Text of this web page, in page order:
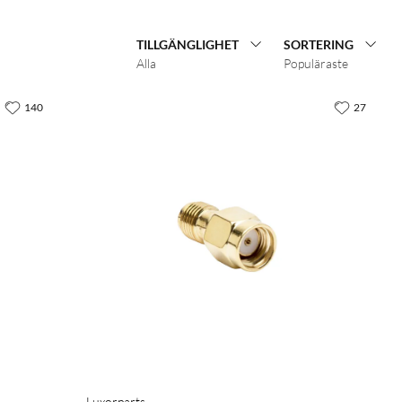
TILLGÄNGLIGHET
Alla
SORTERING
Populäraste
140 27